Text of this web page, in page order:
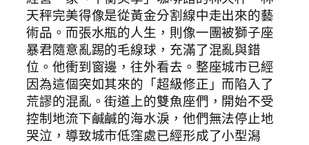
天秤完美得像是從黃金分割線中走出來的藝
術品。而張水瓶的人生，則像一團被獅子座
暴君隨意亂踢的毛線球，充滿了混亂與錯
位。他衝到窗邊，往外看去。整座城市已經
因為這個突如其來的「超級修正」而陷入了
荒謬的混亂。街道上的雙魚座們，開始不受
控制地流下鹹鹹的海水淚，他們無法停止地
哭泣，導致城市低窪處已經形成了小型潟